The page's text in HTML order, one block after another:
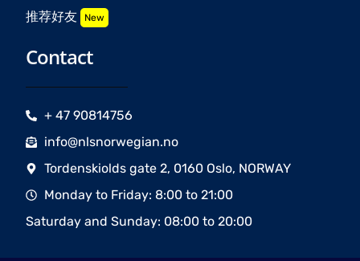
推荐好友 New
Contact
+ 47 90814756
info@nlsnorwegian.no
Tordenskiolds gate 2, 0160 Oslo, NORWAY
Monday to Friday: 8:00 to 21:00
Saturday and Sunday: 08:00 to 20:00